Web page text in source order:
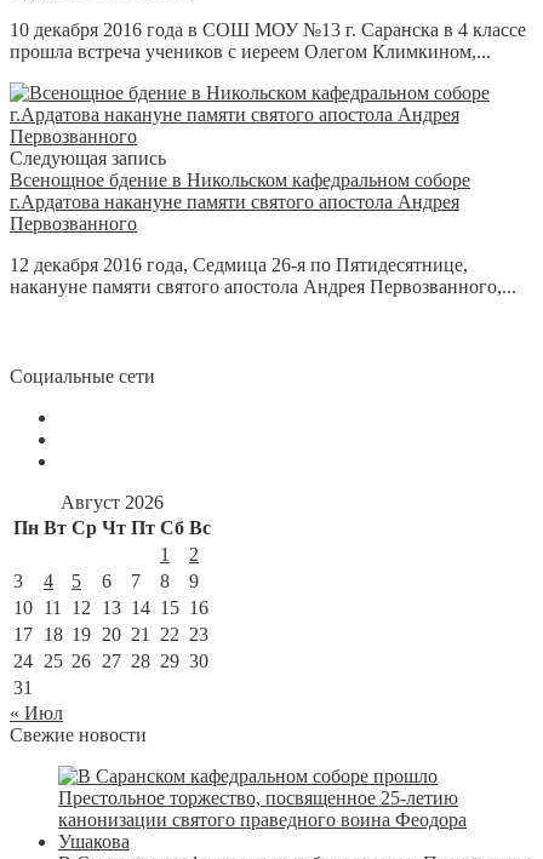
10 декабря 2016 года в СОШ МОУ №13 г. Саранска в 4 классе
прошла встреча учеников с иереем Олегом Климкином,...
Следующая запись
Всенощное бдение в Никольском кафедральном соборе
г.Ардатова накануне памяти святого апостола Андрея
Первозванного
12 декабря 2016 года, Седмица 26-я по Пятидесятнице,
накануне памяти святого апостола Андрея Первозванного,...
Социальные сети
Август 2026
Пн Вт Ср Чт Пт Сб Вс
1
2
3
4 5 6 7 8
9
10 11 12 13 14 15 16
17 18 19 20 21 22 23
24 25 26 27 28 29 30
31
« Июл
Свежие новости